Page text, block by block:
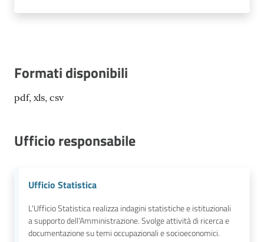
Formati disponibili
pdf, xls, csv
Ufficio responsabile
Ufficio Statistica
L'Ufficio Statistica realizza indagini statistiche e istituzionali
a supporto dell’Amministrazione. Svolge attività di ricerca e
documentazione su temi occupazionali e socioeconomici.